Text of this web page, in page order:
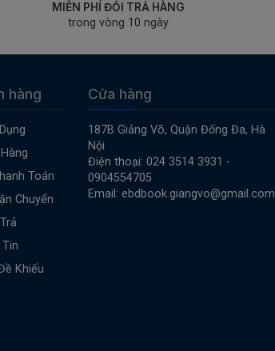
MIỄN PHÍ ĐỔI TRẢ HÀNG
trong vòng 10 ngày
hàng
Toán
Chuyển
Khiếu
Cửa hàng
187B Giảng Võ, Quận Đống Đa, Hà
Nội
Điện thoại: 024 3514 3931 -
0904554705
Email: ebdbook.giangvo@gmail.com